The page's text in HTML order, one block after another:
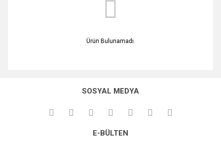
Ürün Bulunamadı.
SOSYAL MEDYA
E-BÜLTEN